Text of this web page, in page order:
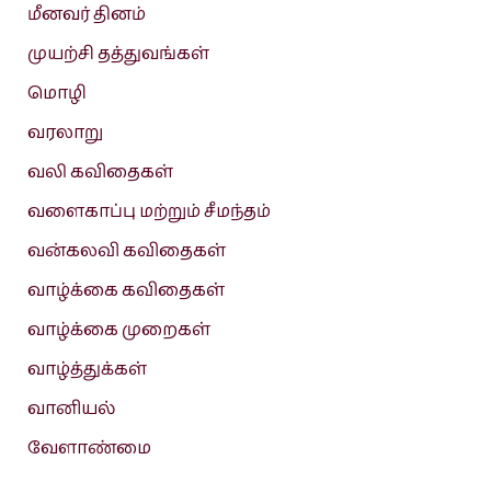
மீனவர் தினம்
முயற்சி தத்துவங்கள்
மொழி
வரலாறு
வலி கவிதைகள்
வளைகாப்பு மற்றும் சீமந்தம்
வன்கலவி கவிதைகள்
வாழ்க்கை கவிதைகள்
வாழ்க்கை முறைகள்
வாழ்த்துக்கள்
வானியல்
வேளாண்மை